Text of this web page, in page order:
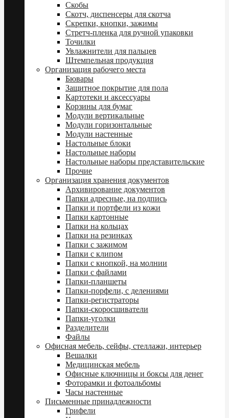
Скобы
Скотч, диспенсеры для скотча
Скрепки, кнопки, зажимы
Стретч-пленка для ручной упаковки
Точилки
Увлажнители для пальцев
Штемпельная продукция
Организация рабочего места
Бювары
Защитное покрытие для пола
Картотеки и аксессуары
Корзины для бумаг
Модули вертикальные
Модули горизонтальные
Модули настенные
Настольные блоки
Настольные наборы
Настольные наборы представительские
Прочие
Организация хранения документов
Архивирование документов
Папки адресные, на подпись
Папки и портфели из кожи
Папки картонные
Папки на кольцах
Папки на резинках
Папки с зажимом
Папки с клипом
Папки с кнопкой, на молнии
Папки с файлами
Папки-планшеты
Папки-порфели, с делениями
Папки-регистраторы
Папки-скоросшиватели
Папки-уголки
Разделители
Файлы
Офисная мебель, сейфы, стеллажи, интерьер
Вешалки
Медицинская мебель
Офисные ключницы и боксы для денег
Фоторамки и фотоальбомы
Часы настенные
Письменные принадлежности
Грифели